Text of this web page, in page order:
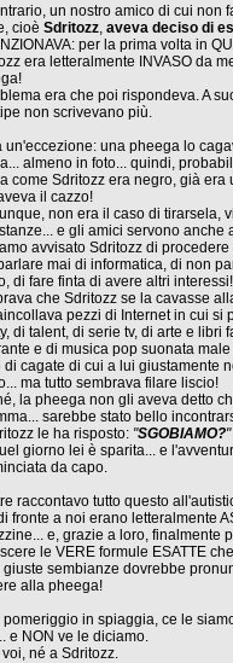
un nostro amico di cui non
cioè Sdritozz, aveva deciso di
per la prima volta in
era letteralmente INVASO da
era che poi rispondeva. A
non scrivevano più.
un'eccezione: una pheega lo
almeno in foto... quindi,
come Sdritozz era negro, già era
il cazzo!
non era il caso di tirarsela,
e gli amici servono anche
avvisato Sdritozz di procedere
mai di informatica, di non
di fare finta di avere altri
che Sdritozz se la cavasse
pezzi di Internet in cui si
di talent, di serie tv, di arte e libri
e di musica pop suonata
di cagate di cui a lui giustamente
ma tutto sembrava filare liscio!
la pheega non gli aveva detto
sarebbe stato bello
le ha risposto: "SGOBIAMO?"
giorno lei è sparita... e
da capo.
raccontavo tutto questo
fronte a noi erano letteralmente
e, grazie a loro, finalmente
le VERE formule ESATTE
giuste sembianze dovrebbe
alla pheega!
pomeriggio in spiaggia, ce le
e NON ve le diciamo.
voi, né a Sdritozz.